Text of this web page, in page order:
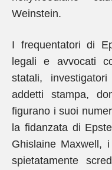
Weinstein.
I frequentatori di
legali e avvocati
statali,
addetti stampa,
figurano i suoi
la fidanzata di
Ghislaine Maxwell,
spietatamente